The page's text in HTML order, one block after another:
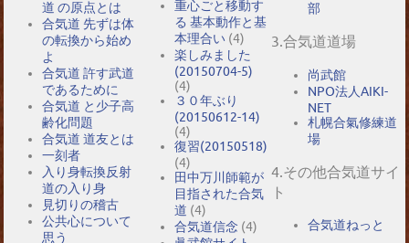
道 の原点とは
合気道 先ずは体
の転換から始め
よ
合気道 許す武道
であるために
合気道 と少子高
齢化問題
合気道 道友とは
一刻者
入り身転換反射
道の入り身
見切りの稽古
公共心について
思う
重心ごと移動す
る 基本動作と基
本理合い (4)
楽しみました
(20150704-5)
(4)
３０年ぶり
(20150612-14)
(4)
復習(20150518)
(4)
田中万川師範が
目指された合気
道 (4)
合気道信念 (4)
部
3.合気道道場
尚武館
NPO法人AIKI-
NET
札幌合氣修練道
場
4.その他合気道サイ
ト
合気道ねっと